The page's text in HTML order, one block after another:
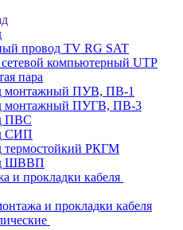
провод TV RG SAT
компьютерный UTP
пара
монтажный ПУВ, ПВ-1
монтажный ПУГВ, ПВ-3
ПВС
СИП
термостойкий РКГМ
ШВВП
и прокладки кабеля
и прокладки кабеля